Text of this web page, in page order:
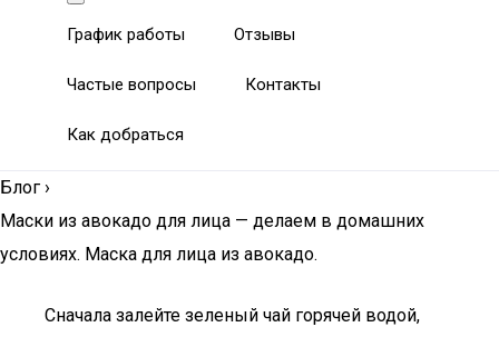
График работы Отзывы
Частые вопросы Контакты
Как добраться
Блог ›
Маски из авокадо для лица — делаем в домашних
условиях. Маска для лица из авокадо.
Сначала залейте зеленый чай горячей водой,